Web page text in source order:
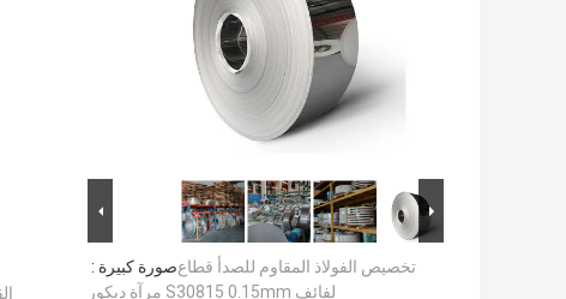
صورة كبيرة :تخصيص الفولاذ المقاوم للصدأ قطاع
لفائف S30815 0.15mm مرآة ديكور